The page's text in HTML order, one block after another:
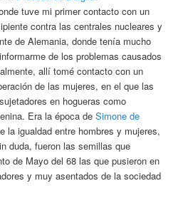
tuve mi primer contacto con un
contra las centrales nucleares y
de Alemania, donde tenía mucho
de los problemas causados
allí tomé contacto con un
de las mujeres, en el que las
en hogueras como
Era la época deSimone de
la igualdad entre hombres y mujeres,
duda, fueron las semillas que
de Mayo del 68 las que pusieron en
y muy asentados de la sociedad